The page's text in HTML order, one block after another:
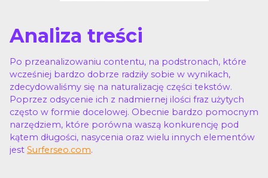
Analiza treści
Po przeanalizowaniu contentu, na podstronach, które
wcześniej bardzo dobrze radziły sobie w wynikach,
zdecydowaliśmy się na naturalizację części tekstów.
Poprzez odsycenie ich z nadmiernej ilości fraz użytych
często w formie docelowej. Obecnie bardzo pomocnym
narzędziem, które porówna waszą konkurencję pod
kątem długości, nasycenia oraz wielu innych elementów
jest Surferseo.com.